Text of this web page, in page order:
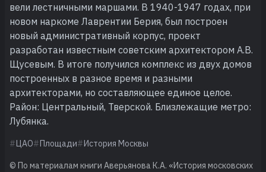
вели лестничными маршами. В 1940-1947 годах, при
новом наркоме Лаврентии Берия, был построен
новый административный корпус, проект
разработан известным советским архитектором А.В.
Щусевым. В итоге получился комплекс из двух домов
построенных в разное время и разными
архитекторами, но составляющее единое целое.
Район: Центральный, Тверской. Близлежащие метро:
Лубянка.
ЦАО Площади История Москвы
© По материалам книги Аверьянова К.А. «История московских